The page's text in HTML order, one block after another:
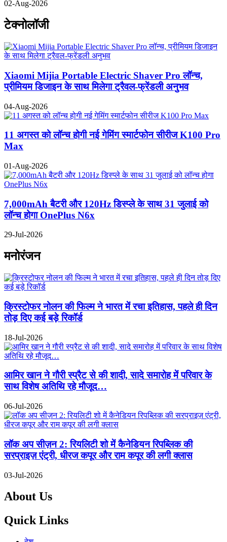
02-Aug-2026
टेक्नोलॉजी
Xiaomi Mijia Portable Electric Shaver Pro लॉन्च,
प्रीमियम डिजाइन के साथ मिलेगा ट्रैवल-फ्रेंडली अनुभव
04-Aug-2026
11 अगस्त को लॉन्च होगी नई गेमिंग स्मार्टफोन सीरीज K100 Pro
Max
01-Aug-2026
7,000mAh बैटरी और 120Hz डिस्प्ले के साथ 31 जुलाई को
लॉन्च होगा OnePlus N6x
29-Jul-2026
मनोरंजन
क्रिस्टोफर नोलन की फिल्म ने भारत में रचा इतिहास, पहले ही दिन
तोड़ दिए कई बड़े रिकॉर्ड
18-Jul-2026
आमिर खान ने गौरी स्प्रैट से की शादी, सादे समारोह में परिवार के
साथ विशेष अतिथि रहे मौजूद…
06-Jul-2026
लॉक अप सीज़न 2: रियलिटी शो में कैनेडियन रिपब्लिक की
सरप्राइज़ एंट्री, धीरज कपूर और राम कपूर की लगी क्लास
03-Jul-2026
About Us
Quick Links